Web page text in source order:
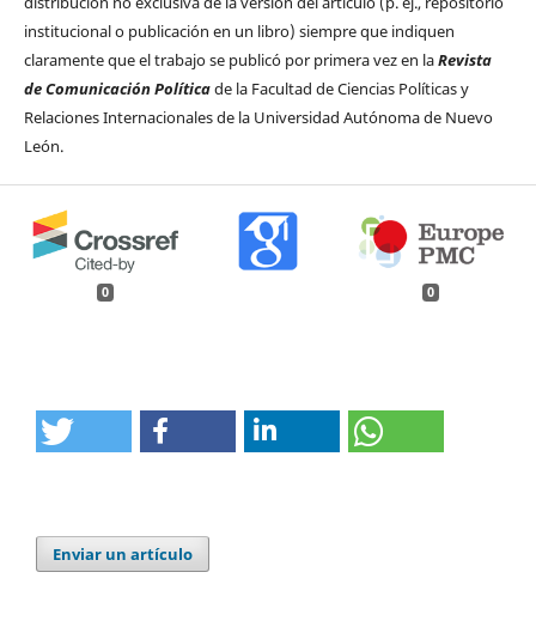
institucional o publicación en un libro) siempre que indiquen
claramente que el trabajo se publicó por primera vez en laRevista
de Comunicación Políticade la Facultad de Ciencias Políticas y
Relaciones Internacionales de la Universidad Autónoma de Nuevo
León.
0 0
Enviar un artículo